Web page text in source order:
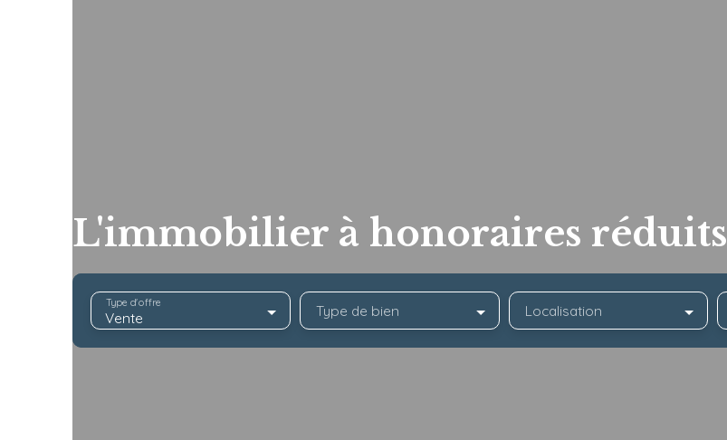
L'immobilier à honoraires réduits
Vente
Type d'offre Type de bien Localisation